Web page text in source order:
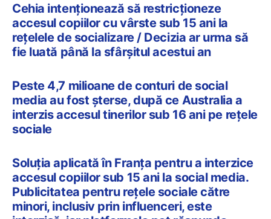
Cehia intenționează să restricționeze
accesul copiilor cu vârste sub 15 ani la
rețelele de socializare / Decizia ar urma să
fie luată până la sfârșitul acestui an
Peste 4,7 milioane de conturi de social
media au fost șterse, după ce Australia a
interzis accesul tinerilor sub 16 ani pe rețele
sociale
Soluția aplicată în Franța pentru a interzice
accesul copiilor sub 15 ani la social media.
Publicitatea pentru rețele sociale către
minori, inclusiv prin influenceri, este